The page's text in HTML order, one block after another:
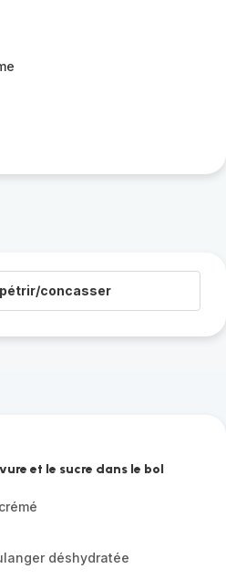
concasser
et le sucre dans le bol
déshydratée